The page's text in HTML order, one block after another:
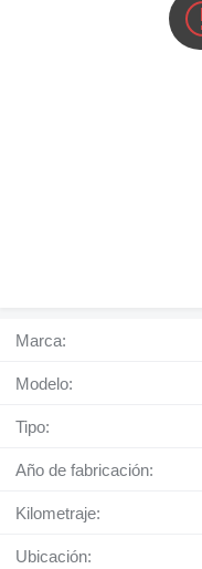
Marca:
Modelo:
Tipo:
Año de fabricación:
Kilometraje:
Ubicación: